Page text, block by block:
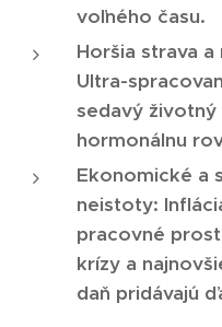
voľného času.
Horšia strava
Ultra-
sedavý životný
hormonálnu
Ekonomické a
neistoty:
pracovné
krízy a
daň pridávajú